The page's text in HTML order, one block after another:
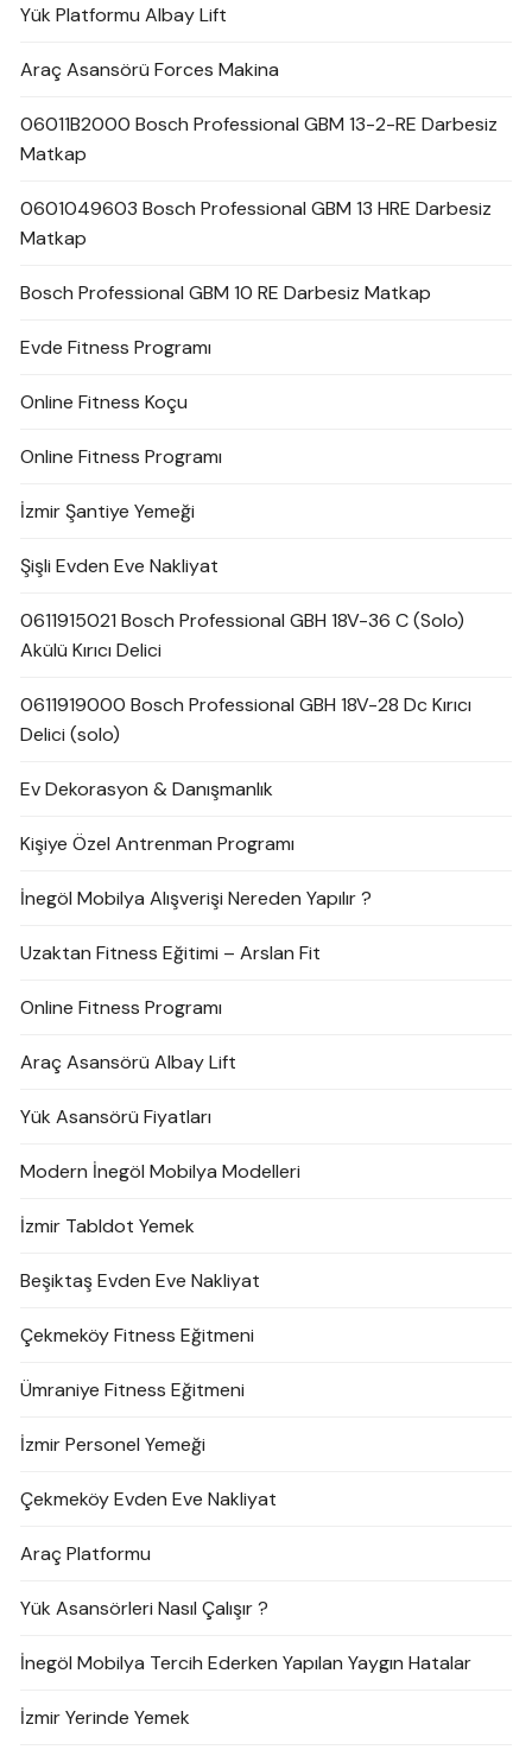
Yük Platformu Albay Lift
Araç Asansörü Forces Makina
06011B2000 Bosch Professional GBM 13-2-RE Darbesiz
Matkap
0601049603 Bosch Professional GBM 13 HRE Darbesiz
Matkap
Bosch Professional GBM 10 RE Darbesiz Matkap
Evde Fitness Programı
Online Fitness Koçu
Online Fitness Programı
İzmir Şantiye Yemeği
Şişli Evden Eve Nakliyat
0611915021 Bosch Professional GBH 18V-36 C (Solo)
Akülü Kırıcı Delici
0611919000 Bosch Professional GBH 18V-28 Dc Kırıcı
Delici (solo)
Ev Dekorasyon & Danışmanlık
Kişiye Özel Antrenman Programı
İnegöl Mobilya Alışverişi Nereden Yapılır ?
Uzaktan Fitness Eğitimi – Arslan Fit
Online Fitness Programı
Araç Asansörü Albay Lift
Yük Asansörü Fiyatları
Modern İnegöl Mobilya Modelleri
İzmir Tabldot Yemek
Beşiktaş Evden Eve Nakliyat
Çekmeköy Fitness Eğitmeni
Ümraniye Fitness Eğitmeni
İzmir Personel Yemeği
Çekmeköy Evden Eve Nakliyat
Araç Platformu
Yük Asansörleri Nasıl Çalışır ?
İnegöl Mobilya Tercih Ederken Yapılan Yaygın Hatalar
İzmir Yerinde Yemek